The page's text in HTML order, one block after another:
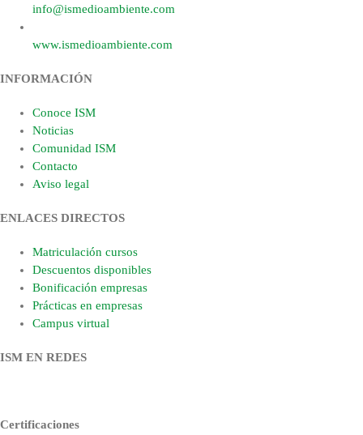
info@ismedioambiente.com
www.ismedioambiente.com
INFORMACIÓN
Conoce ISM
Noticias
Comunidad ISM
Contacto
Aviso legal
ENLACES DIRECTOS
Matriculación cursos
Descuentos disponibles
Bonificación empresas
Prácticas en empresas
Campus virtual
ISM EN REDES
Certificaciones